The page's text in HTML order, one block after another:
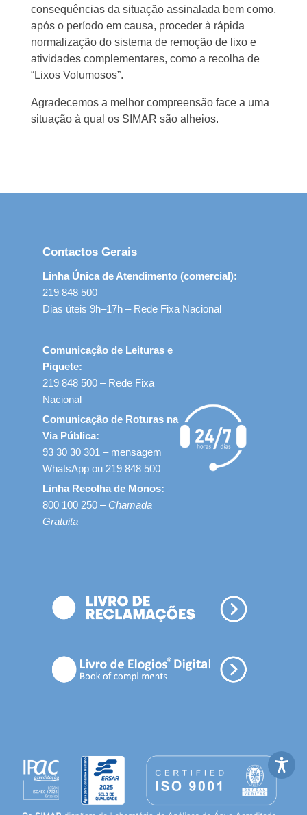
consequências da situação assinalada bem como,
após o período em causa, proceder à rápida
normalização do sistema de remoção de lixo e
atividades complementares, como a recolha de
“Lixos Volumosos”.
Agradecemos a melhor compreensão face a uma
situação à qual os SIMAR são alheios.
Contactos Gerais
Linha Única de Atendimento (comercial):
219 848 500
Dias úteis 9h–17h – Rede Fixa Nacional
Comunicação de Leituras e
Piquete:
219 848 500 – Rede Fixa
Nacional
Comunicação de Roturas na
Via Pública:
93 30 30 301 – mensagem
WhatsApp ou 219 848 500
Linha Recolha de Monos:
800 100 250 – Chamada
Gratuita